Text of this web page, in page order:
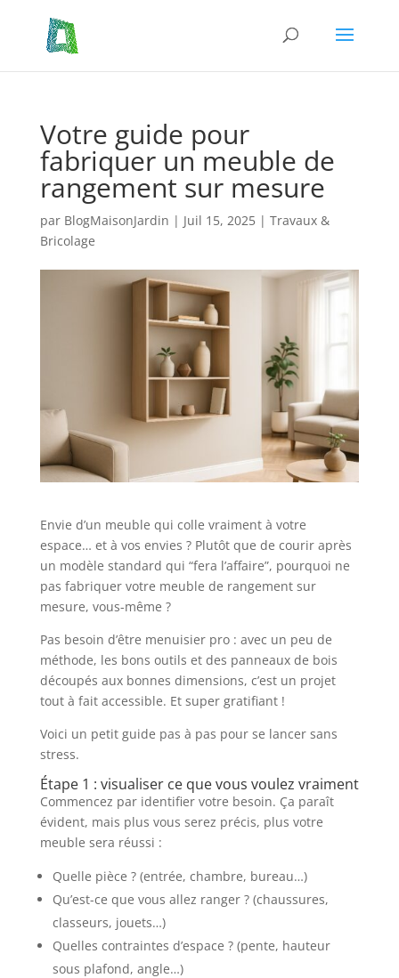
Votre guide pour
fabriquer un meuble de
rangement sur mesure
par BlogMaisonJardin | Juil 15, 2025| Travaux &
Bricolage
Envie d’un meuble qui colle vraiment à votre
espace… et à vos envies ? Plutôt que de courir après
un modèle standard qui “fera l’affaire”, pourquoi ne
pas fabriquer votre meuble de rangement sur
mesure, vous-même ?
Pas besoin d’être menuisier pro : avec un peu de
méthode, les bons outils et des panneaux de bois
découpés aux bonnes dimensions, c’est un projet
tout à fait accessible. Et super gratifiant !
Voici un petit guide pas à pas pour se lancer sans
stress.
Étape 1 : visualiser ce que vous voulez vraiment
Commencez par identifier votre besoin. Ça paraît
évident, mais plus vous serez précis, plus votre
meuble sera réussi :
Quelle pièce ? (entrée, chambre, bureau…)
Qu’est-ce que vous allez ranger ? (chaussures,
classeurs, jouets…)
Quelles contraintes d’espace ? (pente, hauteur
sous plafond, angle…)